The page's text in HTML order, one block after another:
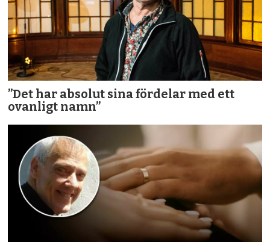
”Det har absolut sina fördelar med ett
ovanligt namn”